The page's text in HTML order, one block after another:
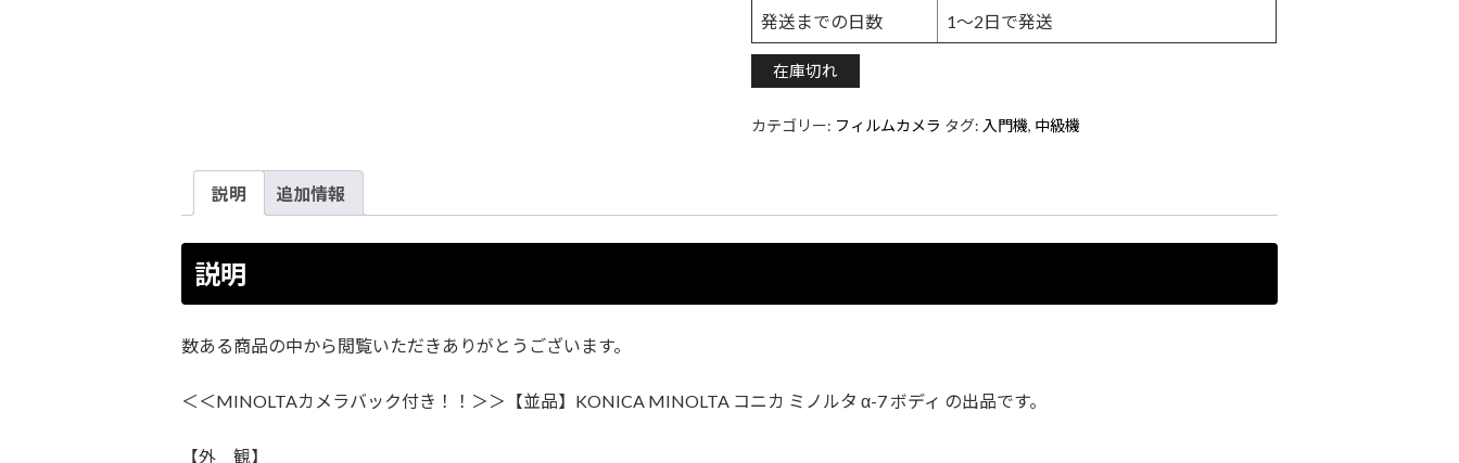
発送までの日数 1〜2日で発送
在庫切れ
カテゴリー: フィルムカメラ タグ: 入門機, 中級機
説明 追加情報
説明
数ある商品の中から閲覧いただきありがとうございます。
＜＜MINOLTAカメラバック付き！！＞＞【並品】KONICA MINOLTA コニカ ミノルタ α-7 ボディ の出品です。
【外 観】